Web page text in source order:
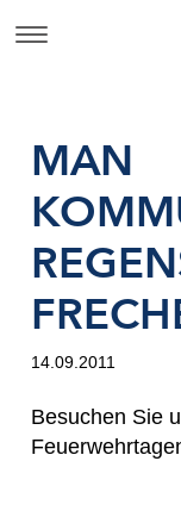
MAN
14.09.2011
Besuchen Sie